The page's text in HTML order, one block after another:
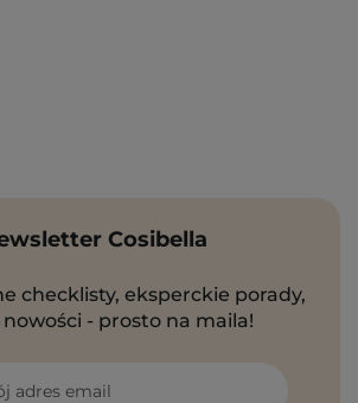
Cosibella
checklisty, eksperckie porady,
- prosto na maila!
adres email